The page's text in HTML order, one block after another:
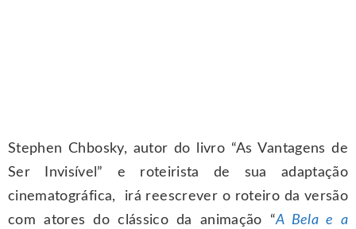
Stephen Chbosky, autor do livro “As Vantagens de
Ser Invisível” e roteirista de sua adaptação
cinematográfica, irá reescrever o roteiro da versão
com atores do clássico da animação “A Bela e a